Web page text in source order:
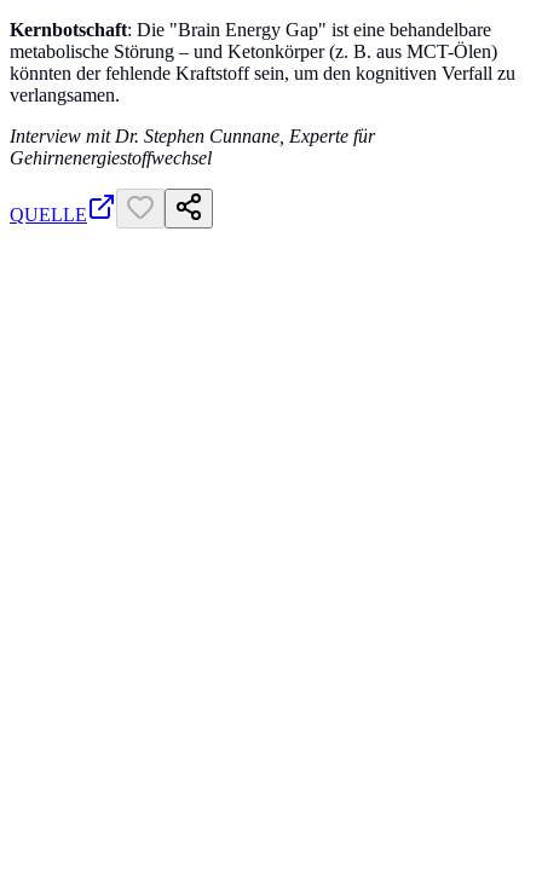
Kernbotschaft: Die "Brain Energy Gap" ist eine behandelbare
metabolische Störung – und Ketonkörper (z. B. aus MCT-Ölen)
könnten der fehlende Kraftstoff sein, um den kognitiven Verfall zu
verlangsamen.
Interview mit Dr. Stephen Cunnane, Experte für
Gehirnenergiestoffwechsel
QUELLE